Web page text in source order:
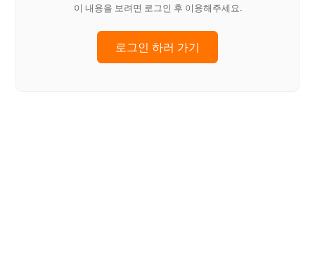
이 내용을 보려면 로그인 후 이용해주세요.
로그인 하러 가기